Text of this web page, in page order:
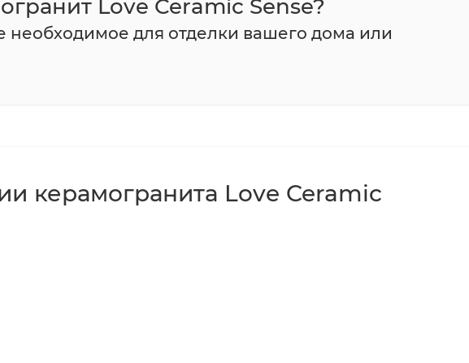
Love Ceramic Sense?
необходимое для отделки вашего дома или
керамогранита Love Ceramic